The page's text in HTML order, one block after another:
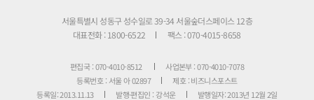
서울특별시 성동구 성수일로 39-34 서울숲더스페이스 12층
대표전화 : 1800-6522
팩스 : 070-4015-8658
편집국 : 070-4010-8512
사업본부 : 070-4010-7078
등록번호 : 서울 아 02897
제호 : 비즈니스포스트
등록일: 2013.11.13
발행·편집인 : 강석운 발행일자: 2013년 12월 2일